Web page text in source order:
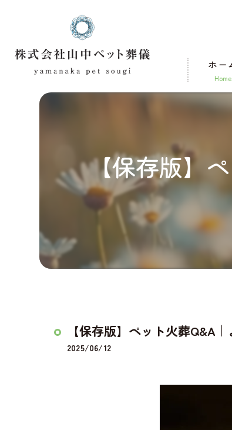
ホー
home
【保存版】
【保存版】ペット火葬Q&A
2025/06/12